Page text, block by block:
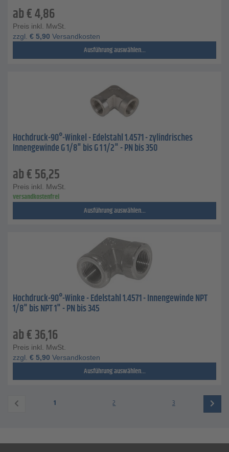
ab€4,86
Preis inkl. MwSt.
zzgl. € 5,90 Versandkosten
Ausführung auswählen...
Hochdruck-90°-Winkel - Edelstahl 1.4571 - zylindrisches
Innengewinde G 1/8" bis G 1 1/2" - PN bis 350
ab€56,25
Preis inkl. MwSt.
versandkostenfrei
Ausführung auswählen...
Hochdruck-90°-Winke - Edelstahl 1.4571 - Innengewinde NPT
1/8" bis NPT 1" - PN bis 345
ab€36,16
Preis inkl. MwSt.
zzgl. € 5,90 Versandkosten
Ausführung auswählen...
1 2 3